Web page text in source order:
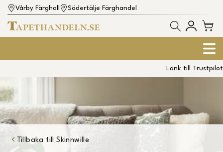
Vårby Färghall Södertälje Färghandel
Länk till Trustpilot
Tillbaka till Skinnwille